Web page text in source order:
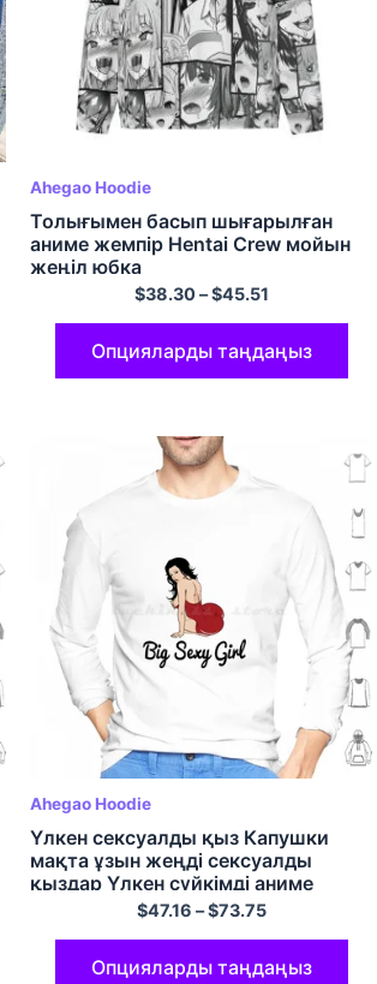
Ahegao Hoodie
Толығымен басып шығарылған
аниме жемпір Hentai Crew мойын
жеңіл юбка
$38.30–$45.51
Опцияларды таңдаңыз
Ahegao Hoodie
Үлкен сексуалды қыз Капушки
мақта ұзын жеңді сексуалды
қыздар Үлкен сүйкімді аниме
Әдемі кеуделер Бала күлкілі ыстық
$47.16 –$73.75
Опцияларды таңдаңыз